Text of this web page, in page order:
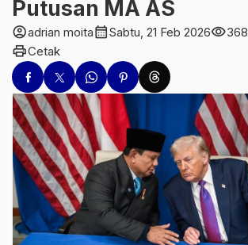
Putusan MA AS
account_circleadrian moitacalendar_monthSabtu, 21 Feb 2026visibility368
printCetak